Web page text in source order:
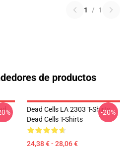
1 / 1
de productos
Dead Cells LA 2303 T-Shirts
Dead Cells T-Shirts
24,38 € - 28,06 €
-20%